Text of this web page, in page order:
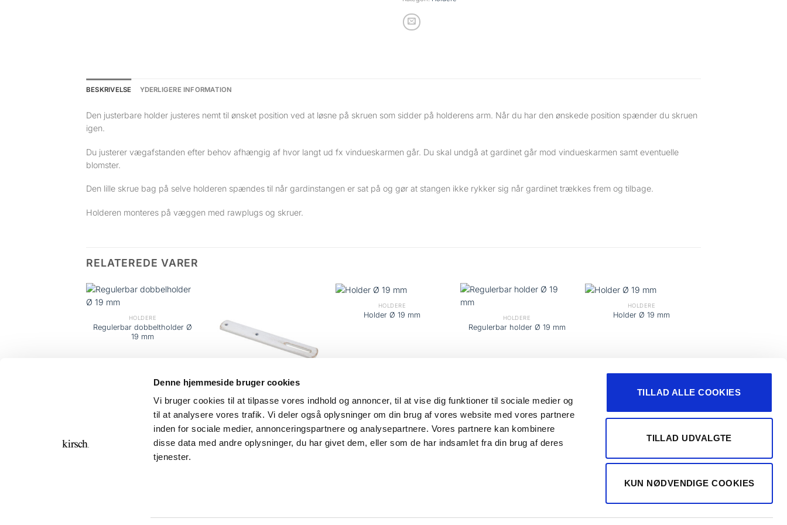
Denne hjemmeside bruger cookies
Vi bruger cookies til at tilpasse vores indhold og annoncer, til at vise dig funktioner til sociale medier og
til at analysere vores trafik. Vi deler også oplysninger om din brug af vores website med vores partnere
inden for sociale medier, annonceringspartnere og analysepartnere. Vores partnere kan kombinere
disse data med andre oplysninger, du har givet dem, eller som de har indsamlet fra din brug af deres
tjenester.
TILLAD ALLE COOKIES
TILLAD UDVALGTE
KUN NØDVENDIGE COOKIES
BESKRIVELSE YDERLIGERE INFORMATION
Den justerbare holder justeres nemt til ønsket position ved at løsne på skruen som sidder på holderens arm. Når du har den ønskede position spænder du skruen
igen.
Du justerer vægafstanden efter behov afhængig af hvor langt ud fx vindueskarmen går. Du skal undgå at gardinet går mod vindueskarmen samt eventuelle
blomster.
Den lille skrue bag på selve holderen spændes til når gardinstangen er sat på og gør at stangen ikke rykker sig når gardinet trækkes frem og tilbage.
Holderen monteres på væggen med rawplugs og skruer.
RELATEREDE VARER
HOLDERE
Regulerbar dobbeltholder Ø
19 mm
HOLDERE
Forlænger
HOLDERE
Holder Ø 19 mm HOLDERE
Regulerbar holder Ø 19 mm
HOLDERE
Holder Ø 19 mm
Handelsbetingelser